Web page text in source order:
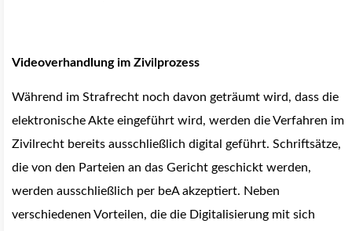
Videoverhandlung im Zivilprozess
Während im Strafrecht noch davon geträumt wird, dass die
elektronische Akte eingeführt wird, werden die Verfahren im
Zivilrecht bereits ausschließlich digital geführt. Schriftsätze,
die von den Parteien an das Gericht geschickt werden,
werden ausschließlich per beA akzeptiert. Neben
verschiedenen Vorteilen, die die Digitalisierung mit sich